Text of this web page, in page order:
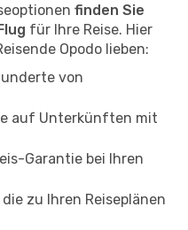
finden Sie
für Ihre Reise. Hier
Opodo lieben:
von
auf Unterkünften mit
Garantie bei Ihren
zu Ihren Reiseplänen